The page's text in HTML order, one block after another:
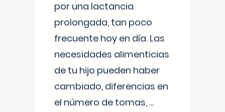
por una lactancia
prolongada, tan poco
frecuente hoy en día. Las
necesidades alimenticias
de tu hijo pueden haber
cambiado, diferencias en
el número de tomas, ...